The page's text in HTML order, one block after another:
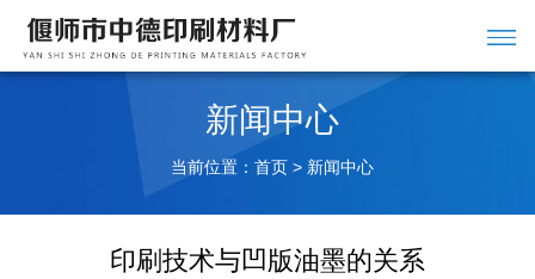
新闻中心
当前位置：首页 > 新闻中心
印刷技术与凹版油墨的关系